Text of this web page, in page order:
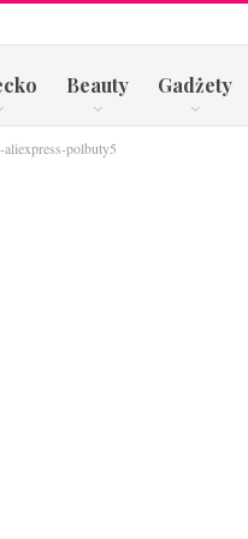
Beauty Gadżety
aliexpress-polbuty5